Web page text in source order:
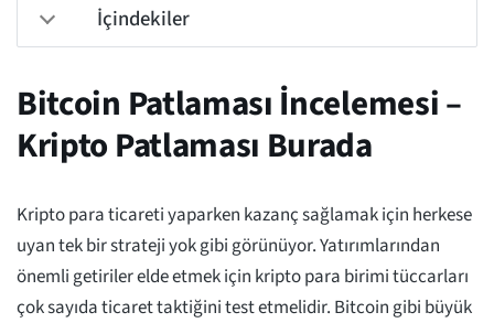
İçindekiler
Bitcoin Patlaması İncelemesi –
Kripto Patlaması Burada
Kripto para ticareti yaparken kazanç sağlamak için herkese
uyan tek bir strateji yok gibi görünüyor. Yatırımlarından
önemli getiriler elde etmek için kripto para birimi tüccarları
çok sayıda ticaret taktiğini test etmelidir. Bitcoin gibi büyük